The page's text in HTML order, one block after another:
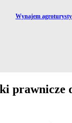
Przejdź do artykułu:
Wynajem
prawnicze
X. Śledztwa w